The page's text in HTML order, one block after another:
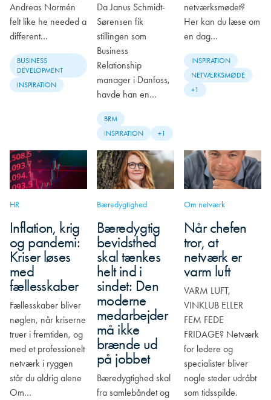
Andreas Normén
felt like he needed a
different…
BUSINESS
DEVELOPMENT
INSPIRATION
Da Janus Schmidt-
Sørensen fik
stillingen som
Business
Relationship
manager i Danfoss,
havde han en…
BRM
INSPIRATION
+1
netværksmødet?
Her kan du læse om
en dag…
INSPIRATION
NETVÆRKSMØDE
+1
HR
Inflation, krig
og pandemi:
Kriser løses
med
fællesskaber
Fællesskaber bliver
nøglen, når kriserne
truer i fremtiden, og
med et professionelt
netværk i ryggen
står du aldrig alene
Om…
Bæredygtighed
Bæredygtig
bevidsthed
skal tænkes
helt ind i
sindet: Den
moderne
medarbejder
må ikke
brænde ud
på jobbet
Bæredygtighed skal
fra samlebåndet og
Om netværk
Når chefen
tror, at
netværk er
varm luft
VARM LUFT,
VINKLUB ELLER
FEM FEDE
FRIDAGE? Netværk
for ledere og
specialister bliver
nogle steder udråbt
som tidsspilde.